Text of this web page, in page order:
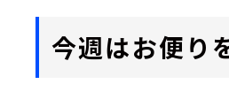
今週はお便り